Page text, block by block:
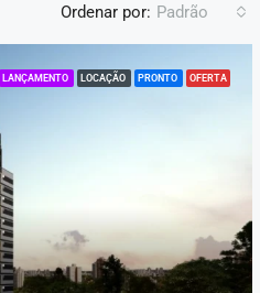
Ordenar por: Padrão
LANÇAMENTO LOCAÇÃO PRONTO OFERTA